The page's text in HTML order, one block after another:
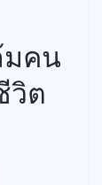
คน
วิต